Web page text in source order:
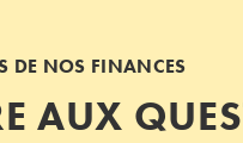
DE NOS FINANCES
AUX